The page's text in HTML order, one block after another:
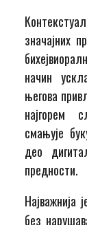
значајних
начин
његова
најгорем
смањује
део
предности.
Најважнија
без